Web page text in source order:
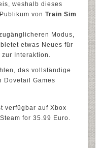
weshalb dieses
von Train Sim
Modus,
etwas Neues für
Interaktion.
das vollständige
Dovetail Games
verfügbar auf Xbox
for 35.99 Euro.